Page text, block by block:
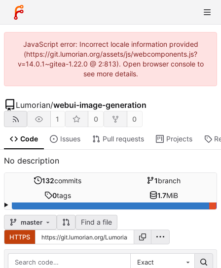
JavaScript error: Incorrect locale information provided
(https://git.lumorian.org/assets/js/webcomponents.js?
v=14.0.1~gitea-1.22.0 @ 2:813). Open browser console to
see more details.
Lumorian/webui-image-generation
1 0 0
Code Issues Pull requests Projects
No description
132commits 1branch
0tags 1.7MiB
master Find a file
HTTPS
Exact